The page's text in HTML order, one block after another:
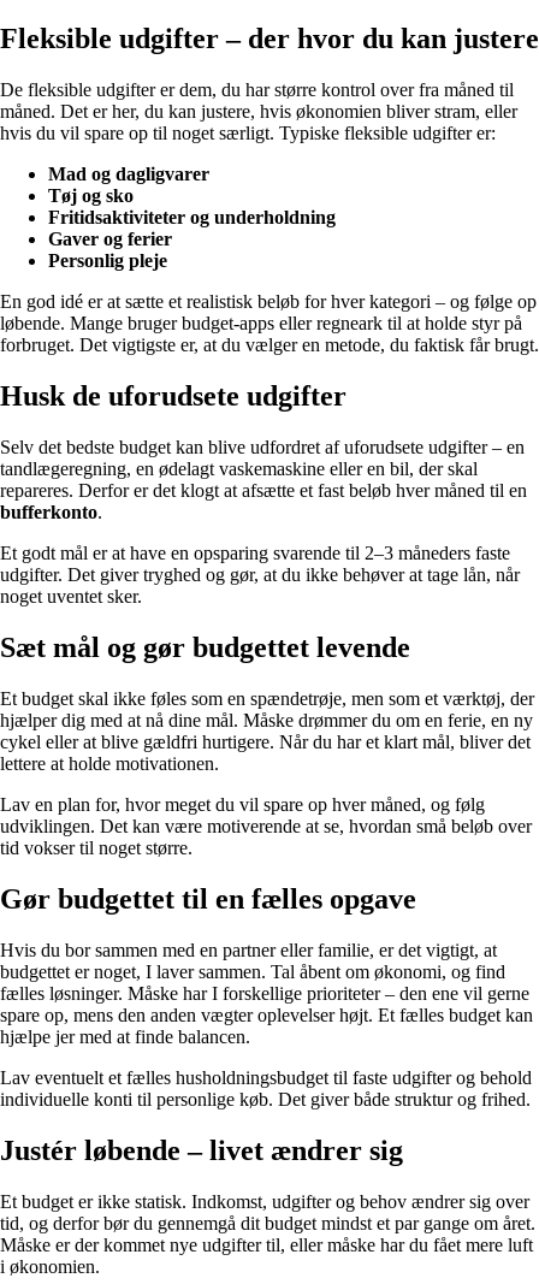
Fleksible udgifter – der hvor du kan justere
De fleksible udgifter er dem, du har større kontrol over fra måned til
måned. Det er her, du kan justere, hvis økonomien bliver stram, eller
hvis du vil spare op til noget særligt. Typiske fleksible udgifter er:
Mad og dagligvarer
Tøj og sko
Fritidsaktiviteter og underholdning
Gaver og ferier
Personlig pleje
En god idé er at sætte et realistisk beløb for hver kategori – og følge op
løbende. Mange bruger budget-apps eller regneark til at holde styr på
forbruget. Det vigtigste er, at du vælger en metode, du faktisk får brugt.
Husk de uforudsete udgifter
Selv det bedste budget kan blive udfordret af uforudsete udgifter – en
tandlægeregning, en ødelagt vaskemaskine eller en bil, der skal
repareres. Derfor er det klogt at afsætte et fast beløb hver måned til en
bufferkonto.
Et godt mål er at have en opsparing svarende til 2–3 måneders faste
udgifter. Det giver tryghed og gør, at du ikke behøver at tage lån, når
noget uventet sker.
Sæt mål og gør budgettet levende
Et budget skal ikke føles som en spændetrøje, men som et værktøj, der
hjælper dig med at nå dine mål. Måske drømmer du om en ferie, en ny
cykel eller at blive gældfri hurtigere. Når du har et klart mål, bliver det
lettere at holde motivationen.
Lav en plan for, hvor meget du vil spare op hver måned, og følg
udviklingen. Det kan være motiverende at se, hvordan små beløb over
tid vokser til noget større.
Gør budgettet til en fælles opgave
Hvis du bor sammen med en partner eller familie, er det vigtigt, at
budgettet er noget, I laver sammen. Tal åbent om økonomi, og find
fælles løsninger. Måske har I forskellige prioriteter – den ene vil gerne
spare op, mens den anden vægter oplevelser højt. Et fælles budget kan
hjælpe jer med at finde balancen.
Lav eventuelt et fælles husholdningsbudget til faste udgifter og behold
individuelle konti til personlige køb. Det giver både struktur og frihed.
Justér løbende – livet ændrer sig
Et budget er ikke statisk. Indkomst, udgifter og behov ændrer sig over
tid, og derfor bør du gennemgå dit budget mindst et par gange om året.
Måske er der kommet nye udgifter til, eller måske har du fået mere luft
i økonomien.